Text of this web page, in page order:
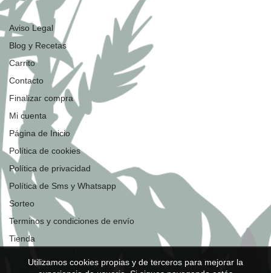
Aviso Legal
Blog y Recetas
Carrito
Contacto
Finalizar compra
Mi cuenta
Página de Inicio
Política de cookies
Política de privacidad
Política de Sms y Whatsapp
Sorteo
Terminos y condiciones de envío
Tienda
Utilizamos cookies propias y de terceros para mejorar la